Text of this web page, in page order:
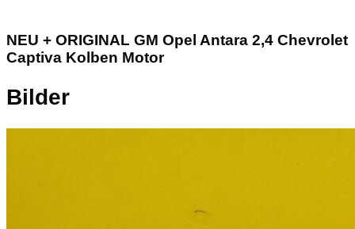
NEU + ORIGINAL GM Opel Antara 2,4 Chevrolet
Captiva Kolben Motor
Bilder